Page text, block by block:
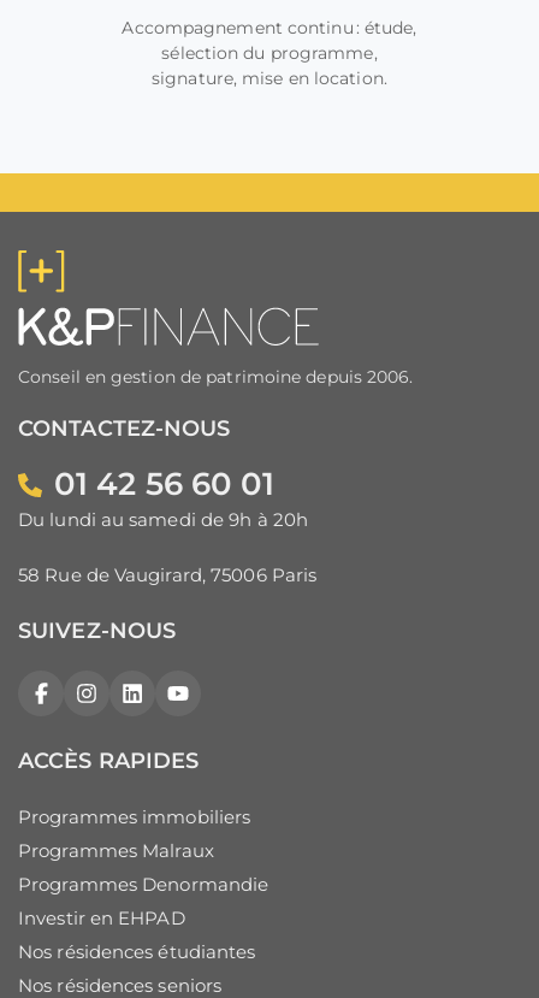
Accompagnement continu : étude,
sélection du programme,
signature, mise en location.
Conseil en gestion de patrimoine depuis 2006.
CONTACTEZ-NOUS
01 42 56 60 01
Du lundi au samedi de 9h à 20h
58 Rue de Vaugirard, 75006 Paris
SUIVEZ-NOUS
FacebookInstagram
LinkedInYouTube
ACCÈS RAPIDES
Programmes immobiliers
Programmes Malraux
Programmes Denormandie
Investir en EHPAD
Nos résidences étudiantes
Nos résidences seniors